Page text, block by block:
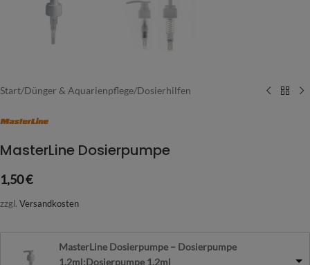
Start/Dünger & Aquarienpflege/Dosierhilfen
MasterLine Dosierpumpe
1,50€
zzgl. Versandkosten
MasterLine Dosierpumpe – Dosierpumpe
1.2ml:Dosierpumpe 1.2ml